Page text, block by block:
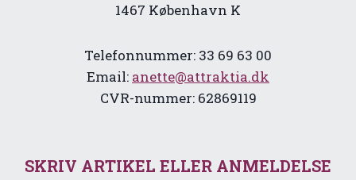
1467 København K
Telefonnummer: 33 69 63 00
Email: anette@attraktia.dk
CVR-nummer: 62869119
SKRIV ARTIKEL ELLER ANMELDELSE